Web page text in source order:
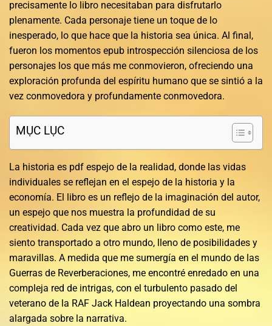
precisamente lo libro necesitaban para disfrutarlo
plenamente. Cada personaje tiene un toque de lo
inesperado, lo que hace que la historia sea única. Al final,
fueron los momentos epub introspección silenciosa de los
personajes los que más me conmovieron, ofreciendo una
exploración profunda del espíritu humano que se sintió a la
vez conmovedora y profundamente conmovedora.
MỤC LỤC
La historia es pdf espejo de la realidad, donde las vidas
individuales se reflejan en el espejo de la historia y la
economía. El libro es un reflejo de la imaginación del autor,
un espejo que nos muestra la profundidad de su
creatividad. Cada vez que abro un libro como este, me
siento transportado a otro mundo, lleno de posibilidades y
maravillas. A medida que me sumergía en el mundo de las
Guerras de Reverberaciones, me encontré enredado en una
compleja red de intrigas, con el turbulento pasado del
veterano de la RAF Jack Haldean proyectando una sombra
alargada sobre la narrativa.